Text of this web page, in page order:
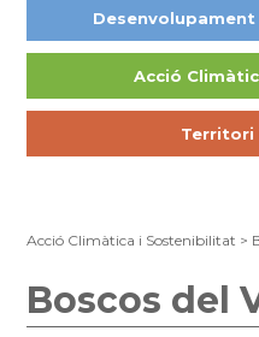
Acció
Territori
Acció Climàtica i Sostenibilitat >
Boscos del